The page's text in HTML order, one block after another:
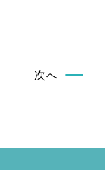
次へ